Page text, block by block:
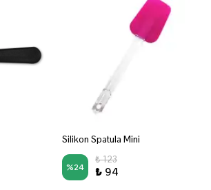
Silikon Spatula Mini
%24
₺ 123
₺ 94